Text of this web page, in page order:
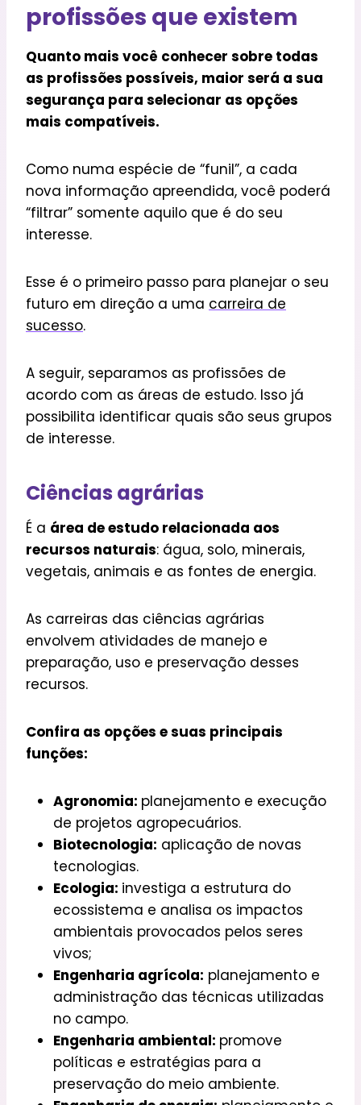
profissões que existem
Quanto mais você conhecer sobre todas
as profissões possíveis, maior será a sua
segurança para selecionar as opções
mais compatíveis.
Como numa espécie de “funil”, a cada
nova informação apreendida, você poderá
“filtrar” somente aquilo que é do seu
interesse.
Esse é o primeiro passo para planejar o seu
futuro em direção a uma carreira de
sucesso.
A seguir, separamos as profissões de
acordo com as áreas de estudo. Isso já
possibilita identificar quais são seus grupos
de interesse.
Ciências agrárias
É a área de estudo relacionada aos
recursos naturais: água, solo, minerais,
vegetais, animais e as fontes de energia.
As carreiras das ciências agrárias
envolvem atividades de manejo e
preparação, uso e preservação desses
recursos.
Confira as opções e suas principais
funções:
Agronomia: planejamento e execução
de projetos agropecuários.
Biotecnologia: aplicação de novas
tecnologias.
Ecologia: investiga a estrutura do
ecossistema e analisa os impactos
ambientais provocados pelos seres
vivos;
Engenharia agrícola: planejamento e
administração das técnicas utilizadas
no campo.
Engenharia ambiental: promove
políticas e estratégias para a
preservação do meio ambiente.